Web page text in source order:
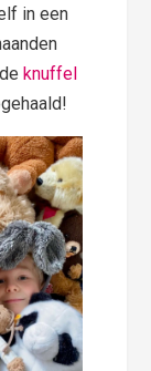
in een
deknuffel